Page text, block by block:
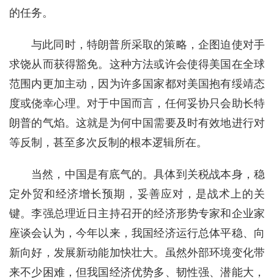
的任务。
与此同时，特朗普所采取的策略，企图迫使对手
求饶从而获得豁免。这种方法或许会使得美国在全球
范围内更加主动，因为许多国家都对美国抱有绥靖态
度或侥幸心理。对于中国而言，任何妥协只会助长特
朗普的气焰。这就是为何中国需要及时有效地进行对
等反制，甚至多次反制的根本逻辑所在。
当然，中国是有底气的。具体到关税战本身，稳
定外贸和经济增长预期，妥善应对，是战术上的关
键。李强总理近日主持召开的经济形势专家和企业家
座谈会认为，今年以来，我国经济运行总体平稳、向
新向好，发展新动能加快壮大。虽然外部环境变化带
来不少困难，但我国经济优势多、韧性强、潜能大，